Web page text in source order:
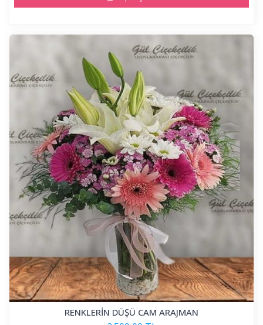
RENKLERİN DÜŞÜ CAM ARAJMAN